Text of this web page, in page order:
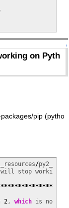
↑
on Pyth
pip (pytho
/py2_
will stop worki
2, which is no